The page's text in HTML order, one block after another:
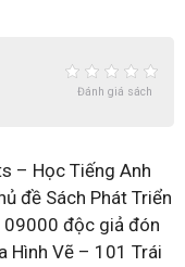
Đánh giá sách
– Học Tiếng Anh
đề Sách Phát Triển
09000 độc giả đón
Hình Vẽ – 101 Trái